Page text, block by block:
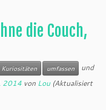
die Couch,
Kuriositäten umfassen
und
2014 von Lou(Aktualisiert